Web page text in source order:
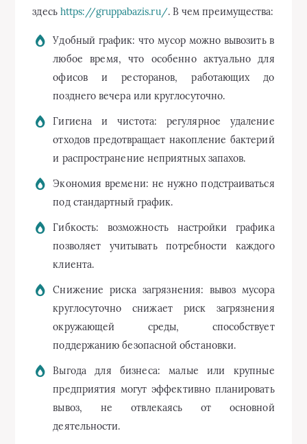
здесь https://gruppabazis.ru/. В чем преимущества:
Удобный график: что мусор можно вывозить в
любое время, что особенно актуально для
офисов и ресторанов, работающих до
позднего вечера или круглосуточно.
Гигиена и чистота: регулярное удаление
отходов предотвращает накопление бактерий
и распространение неприятных запахов.
Экономия времени: не нужно подстраиваться
под стандартный график.
Гибкость: возможность настройки графика
позволяет учитывать потребности каждого
клиента.
Снижение риска загрязнения: вывоз мусора
круглосуточно снижает риск загрязнения
окружающей среды, способствует
поддержанию безопасной обстановки.
Выгода для бизнеса: малые или крупные
предприятия могут эффективно планировать
вывоз, не отвлекаясь от основной
деятельности.